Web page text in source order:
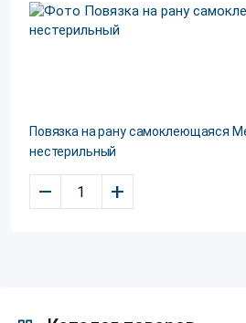
Повязка на рану самоклеющаяся
нестерильный
– +